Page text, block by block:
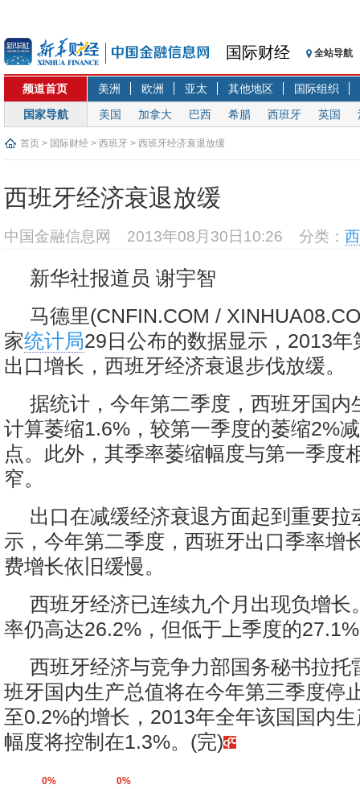
国际财经 全站导航
频道首页 美洲 欧洲 亚太 其他地区
国际组织
国家导航
美国 加拿大 巴西 希腊 西班牙 英国
首页 > 国际财经 > 西班牙 > 西班牙经济衰退放缓
西班牙经济衰退放缓
中国金融信息网 2013年08月30日10:26 分类：
新华社报道员 谢宇智
马德里(CNFIN.COM /
家统计局29日公布的数据显示，2013
出口增长，西班牙经济衰退步伐放缓。
据统计，今年第二季度，西班牙国内
计算萎缩1.6%，较第一季度的萎缩2%
点。此外，其季率萎缩幅度与第一季度
窄。
出口在减缓经济衰退方面起到重要拉
示，今年第二季度，西班牙出口季率增
费增长依旧缓慢。
西班牙经济已连续九个月出现负增长
率仍高达26.2%，但低于上季度的
西班牙经济与竞争力部国务秘书拉托
班牙国内生产总值将在今年第三季度停
至0.2%的增长，2013年全年该国国内
幅度将控制在1.3%。(完)
0% 0%